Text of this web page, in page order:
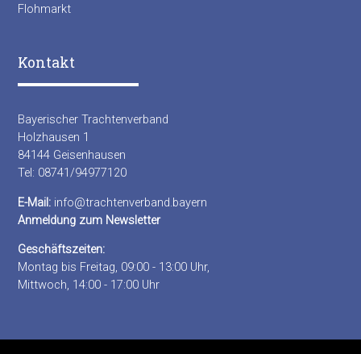
Flohmarkt
Kontakt
Bayerischer Trachtenverband
Holzhausen 1
84144 Geisenhausen
Tel: 08741/94977120
E-Mail: info@trachtenverband.bayern
Anmeldung zum Newsletter
Geschäftszeiten:
Montag bis Freitag, 09:00 - 13:00 Uhr,
Mittwoch, 14:00 - 17:00 Uhr